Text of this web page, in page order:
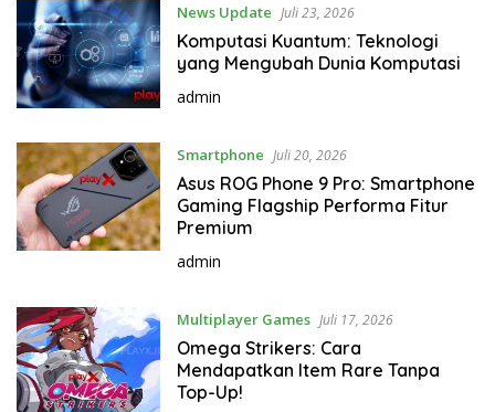
News Update Juli 23, 2026
Komputasi Kuantum: Teknologi
yang Mengubah Dunia Komputasi
admin
Smartphone Juli 20, 2026
Asus ROG Phone 9 Pro: Smartphone
Gaming Flagship Performa Fitur
Premium
admin
Multiplayer Games Juli 17, 2026
Omega Strikers: Cara
Mendapatkan Item Rare Tanpa
Top-Up!